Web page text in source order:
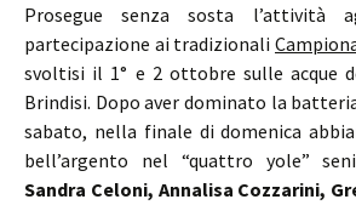
Prosegue senza sosta l’attività
partecipazione ai tradizionali
svoltisi il 1° e 2 ottobre sulle acque
Brindisi. Dopo aver dominato la
sabato, nella finale di domenica
bell’argento nel “quattro yole”
Sandra Celoni, Annalisa Cozzarini,